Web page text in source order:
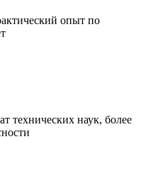
опыт по
технических наук, более